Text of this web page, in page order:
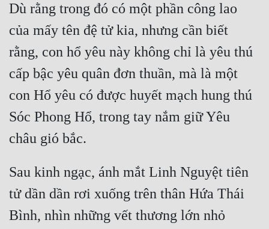
Làm Giàu
Lịch Sử
Mưu Mô
Mạt Thế
Mỹ Thực
Nữ Cường
Nữ Phụ
Phong Thủy - Tâm Linh
Dù rằng trong đó có một phần công lao
của mấy tên đệ tử kia, nhưng cần biết
rằng, con hổ yêu này không chỉ là yêu thú
cấp bậc yêu quân đơn thuần, mà là một
con Hổ yêu có được huyết mạch hung thú
Sóc Phong Hổ, trong tay nắm giữ Yêu
Sau kinh ngạc, ánh mắt Linh Nguyệt tiên
tử dần dần rơi xuống trên thân Hứa Thái
Bình, nhìn những vết thương lớn nhỏ